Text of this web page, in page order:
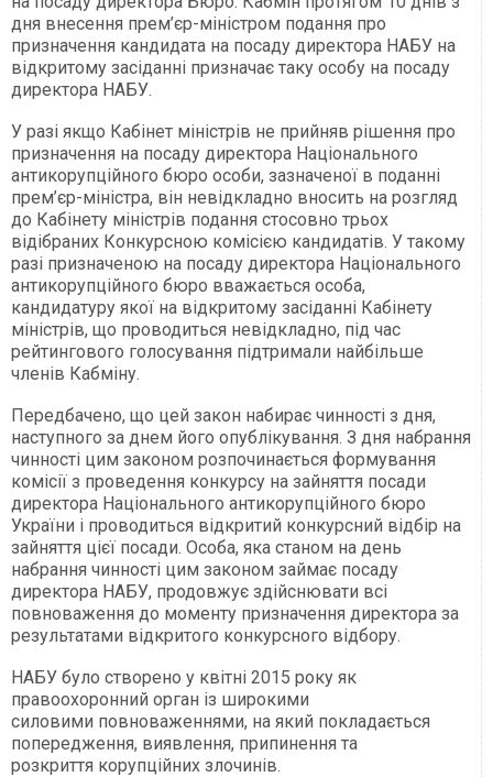
дня внесення прем’єр-міністром подання про
призначення кандидата на посаду директора НАБУ на
відкритому засіданні призначає таку особу на посаду
директора НАБУ.
У разі якщо Кабінет міністрів не прийняв рішення про
призначення на посаду директора Національного
антикорупційного бюро особи, зазначеної в поданні
прем’єр-міністра, він невідкладно вносить на розгляд
до Кабінету міністрів подання стосовно трьох
відібраних Конкурсною комісією кандидатів. У такому
разі призначеною на посаду директора Національного
антикорупційного бюро вважається особа,
кандидатуру якої на відкритому засіданні Кабінету
міністрів, що проводиться невідкладно, під час
рейтингового голосування підтримали найбільше
членів Кабміну.
Передбачено, що цей закон набирає чинності з дня,
наступного за днем його опублікування. З дня набрання
чинності цим законом розпочинається формування
комісії з проведення конкурсу на зайняття посади
директора Національного антикорупційного бюро
України і проводиться відкритий конкурсний відбір на
зайняття цієї посади. Особа, яка станом на день
набрання чинності цим законом займає посаду
директора НАБУ, продовжує здійснювати всі
повноваження до моменту призначення директора за
результатами відкритого конкурсного відбору.
НАБУ було створено у квітні 2015 року як
правоохоронний орган із широкими
силовими повноваженнями, на який покладається
попередження, виявлення, припинення та
розкриття корупційних злочинів.